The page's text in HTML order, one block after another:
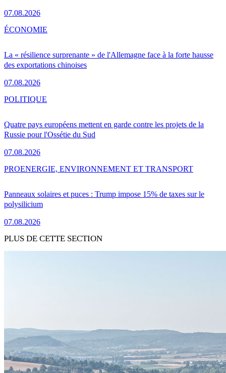
07.08.2026
La « résilience surprenante » de l'Allemagne face à la forte hausse
des exportations chinoises
07.08.2026
ÉCONOMIE
Quatre pays européens mettent en garde contre les projets de la
Russie pour l'Ossétie du Sud
07.08.2026
POLITIQUE
Panneaux solaires et puces : Trump impose 15% de taxes sur le
polysilicium
07.08.2026
PROENERGIE, ENVIRONNEMENT ET TRANSPORT
PLUS DE CETTE SECTION